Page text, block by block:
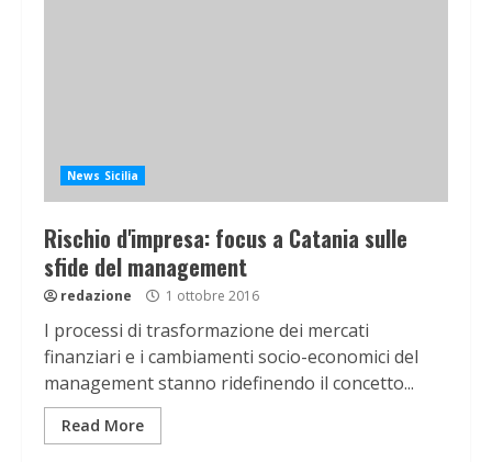
News Sicilia
Rischio d'impresa: focus a Catania sulle
sfide del management
redazione 1 ottobre 2016
I processi di trasformazione dei mercati
finanziari e i cambiamenti socio-economici del
management stanno ridefinendo il concetto...
Read More